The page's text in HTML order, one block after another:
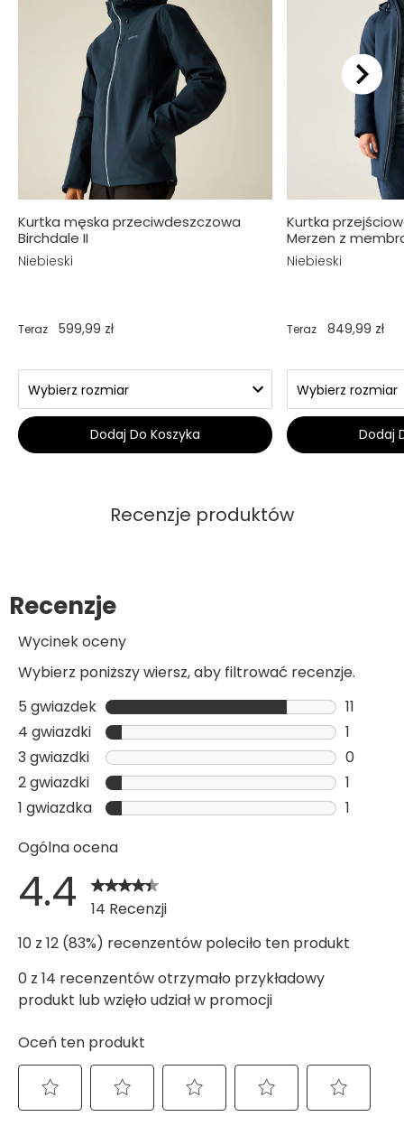
Kurtka męska przeciwdeszczowa
Birchdale II
Niebieski
Teraz 599,99 zł
Dodaj Do Koszyka
Kurtka
Merzen z
Niebieski
Teraz 849,99 zł
Dodaj
Recenzje produktów